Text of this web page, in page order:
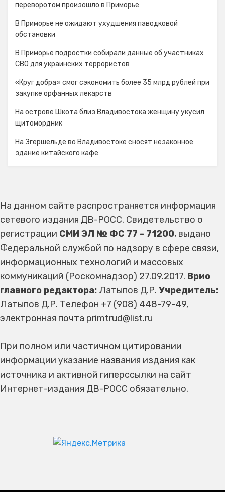
переворотом произошло в Приморье
В Приморье не ожидают ухудшения паводковой
обстановки
В Приморье подростки собирали данные об участниках
СВО для украинских террористов
«Круг добра» смог сэкономить более 35 млрд рублей при
закупке орфанных лекарств
На острове Шкота близ Владивостока женщину укусил
щитомордник
На Эгершельде во Владивостоке сносят незаконное
здание китайского кафе
На данном сайте распространяется информация
сетевого издания ДВ-РОСС. Свидетельство о
регистрации СМИ ЭЛ № ФС 77 - 71200, выдано
Федеральной службой по надзору в сфере связи,
информационных технологий и массовых
коммуникаций (Роскомнадзор) 27.09.2017. Врио
главного редактора: Латыпов Д.Р. Учредитель:
Латыпов Д.Р. Телефон +7 (908) 448-79-49,
электронная почта primtrud@list.ru
При полном или частичном цитировании
информации указание названия издания как
источника и активной гиперссылки на сайт
Интернет-издания ДВ-РОСС обязательно.